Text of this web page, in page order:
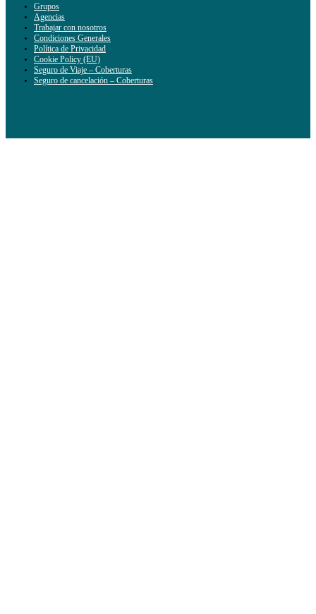
Grupos
Agencias
Trabajar con nosotros
Condiciones Generales
Política de Privacidad
Cookie Policy (EU)
Seguro de Viaje – Coberturas
Seguro de cancelación – Coberturas